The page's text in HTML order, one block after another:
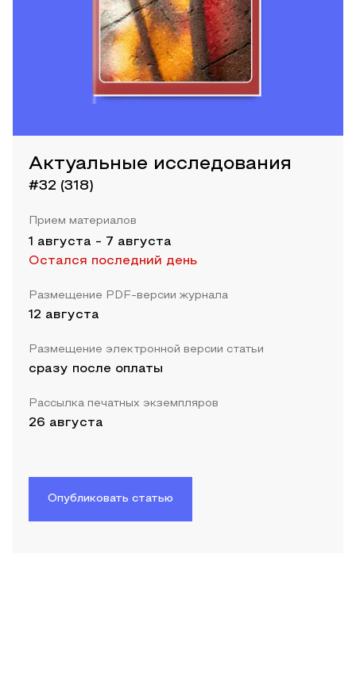
Актуальные исследования
#32 (318)
Прием материалов
1 августа - 7 августа
Остался последний день
Размещение PDF-версии журнала
12 августа
Размещение электронной версии статьи
сразу после оплаты
Рассылка печатных экземпляров
26 августа
Опубликовать статью